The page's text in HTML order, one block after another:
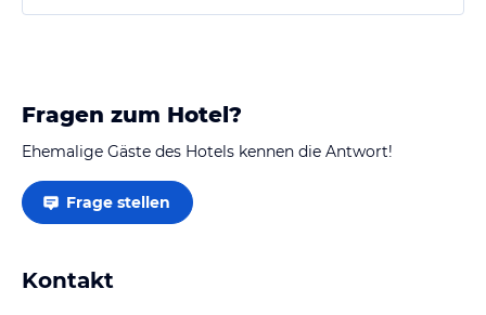
oder Strand. 90 % deutschsprachiges Volk und im Juli
Fragen zum Hotel?
Ehemalige Gäste des Hotels kennen die Antwort!
Frage stellen
Kontakt